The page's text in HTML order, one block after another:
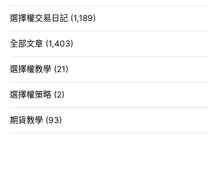
選擇權交易日記 (1,189)
全部文章 (1,403)
選擇權教學 (21)
選擇權策略 (2)
期貨教學 (93)